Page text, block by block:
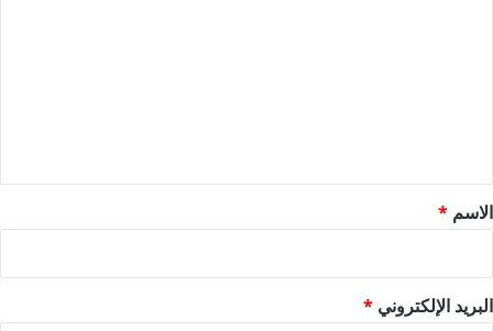
*
الاسم *
البريد الإلكتروني *